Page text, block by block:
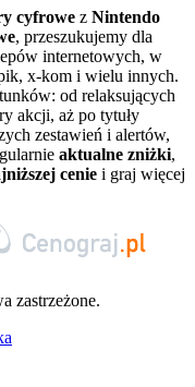
cyfrowe z Nintendo
, przeszukujemy dla
internetowych, w
x-kom i wielu innych.
od relaksujących
akcji, aż po tytuły
zestawień i alertów,
aktualne zniżki,
cenie i graj więcej
zastrzeżone.